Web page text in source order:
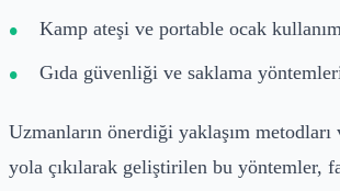
Kamp ateşi ve portable ocak
Gıda güvenliği ve saklama
Uzmanların önerdiği yaklaşım
yola çıkılarak geliştirilen bu yöntemler,